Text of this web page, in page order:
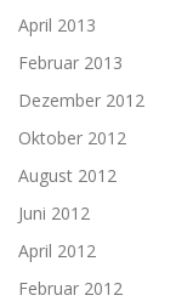
April 2013
Februar 2013
Dezember 2012
Oktober 2012
August 2012
Juni 2012
April 2012
Februar 2012